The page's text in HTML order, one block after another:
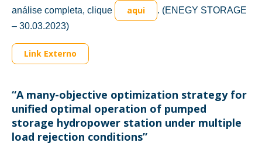
análise completa, clique
aqui
. (ENEGY STORAGE
– 30.03.2023)
Link Externo
“A many-objective optimization strategy for
unified optimal operation of pumped
storage hydropower station under multiple
load rejection conditions”